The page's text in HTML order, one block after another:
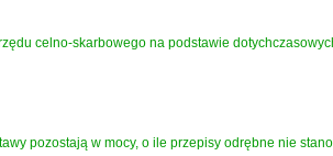
celno-skarbowego na podstawie
pozostają w mocy, o ile przepisy odrębne nie